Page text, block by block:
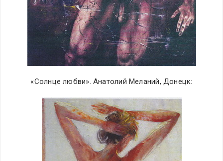
«Солнце любви». Анатолий Меланий, Донецк: